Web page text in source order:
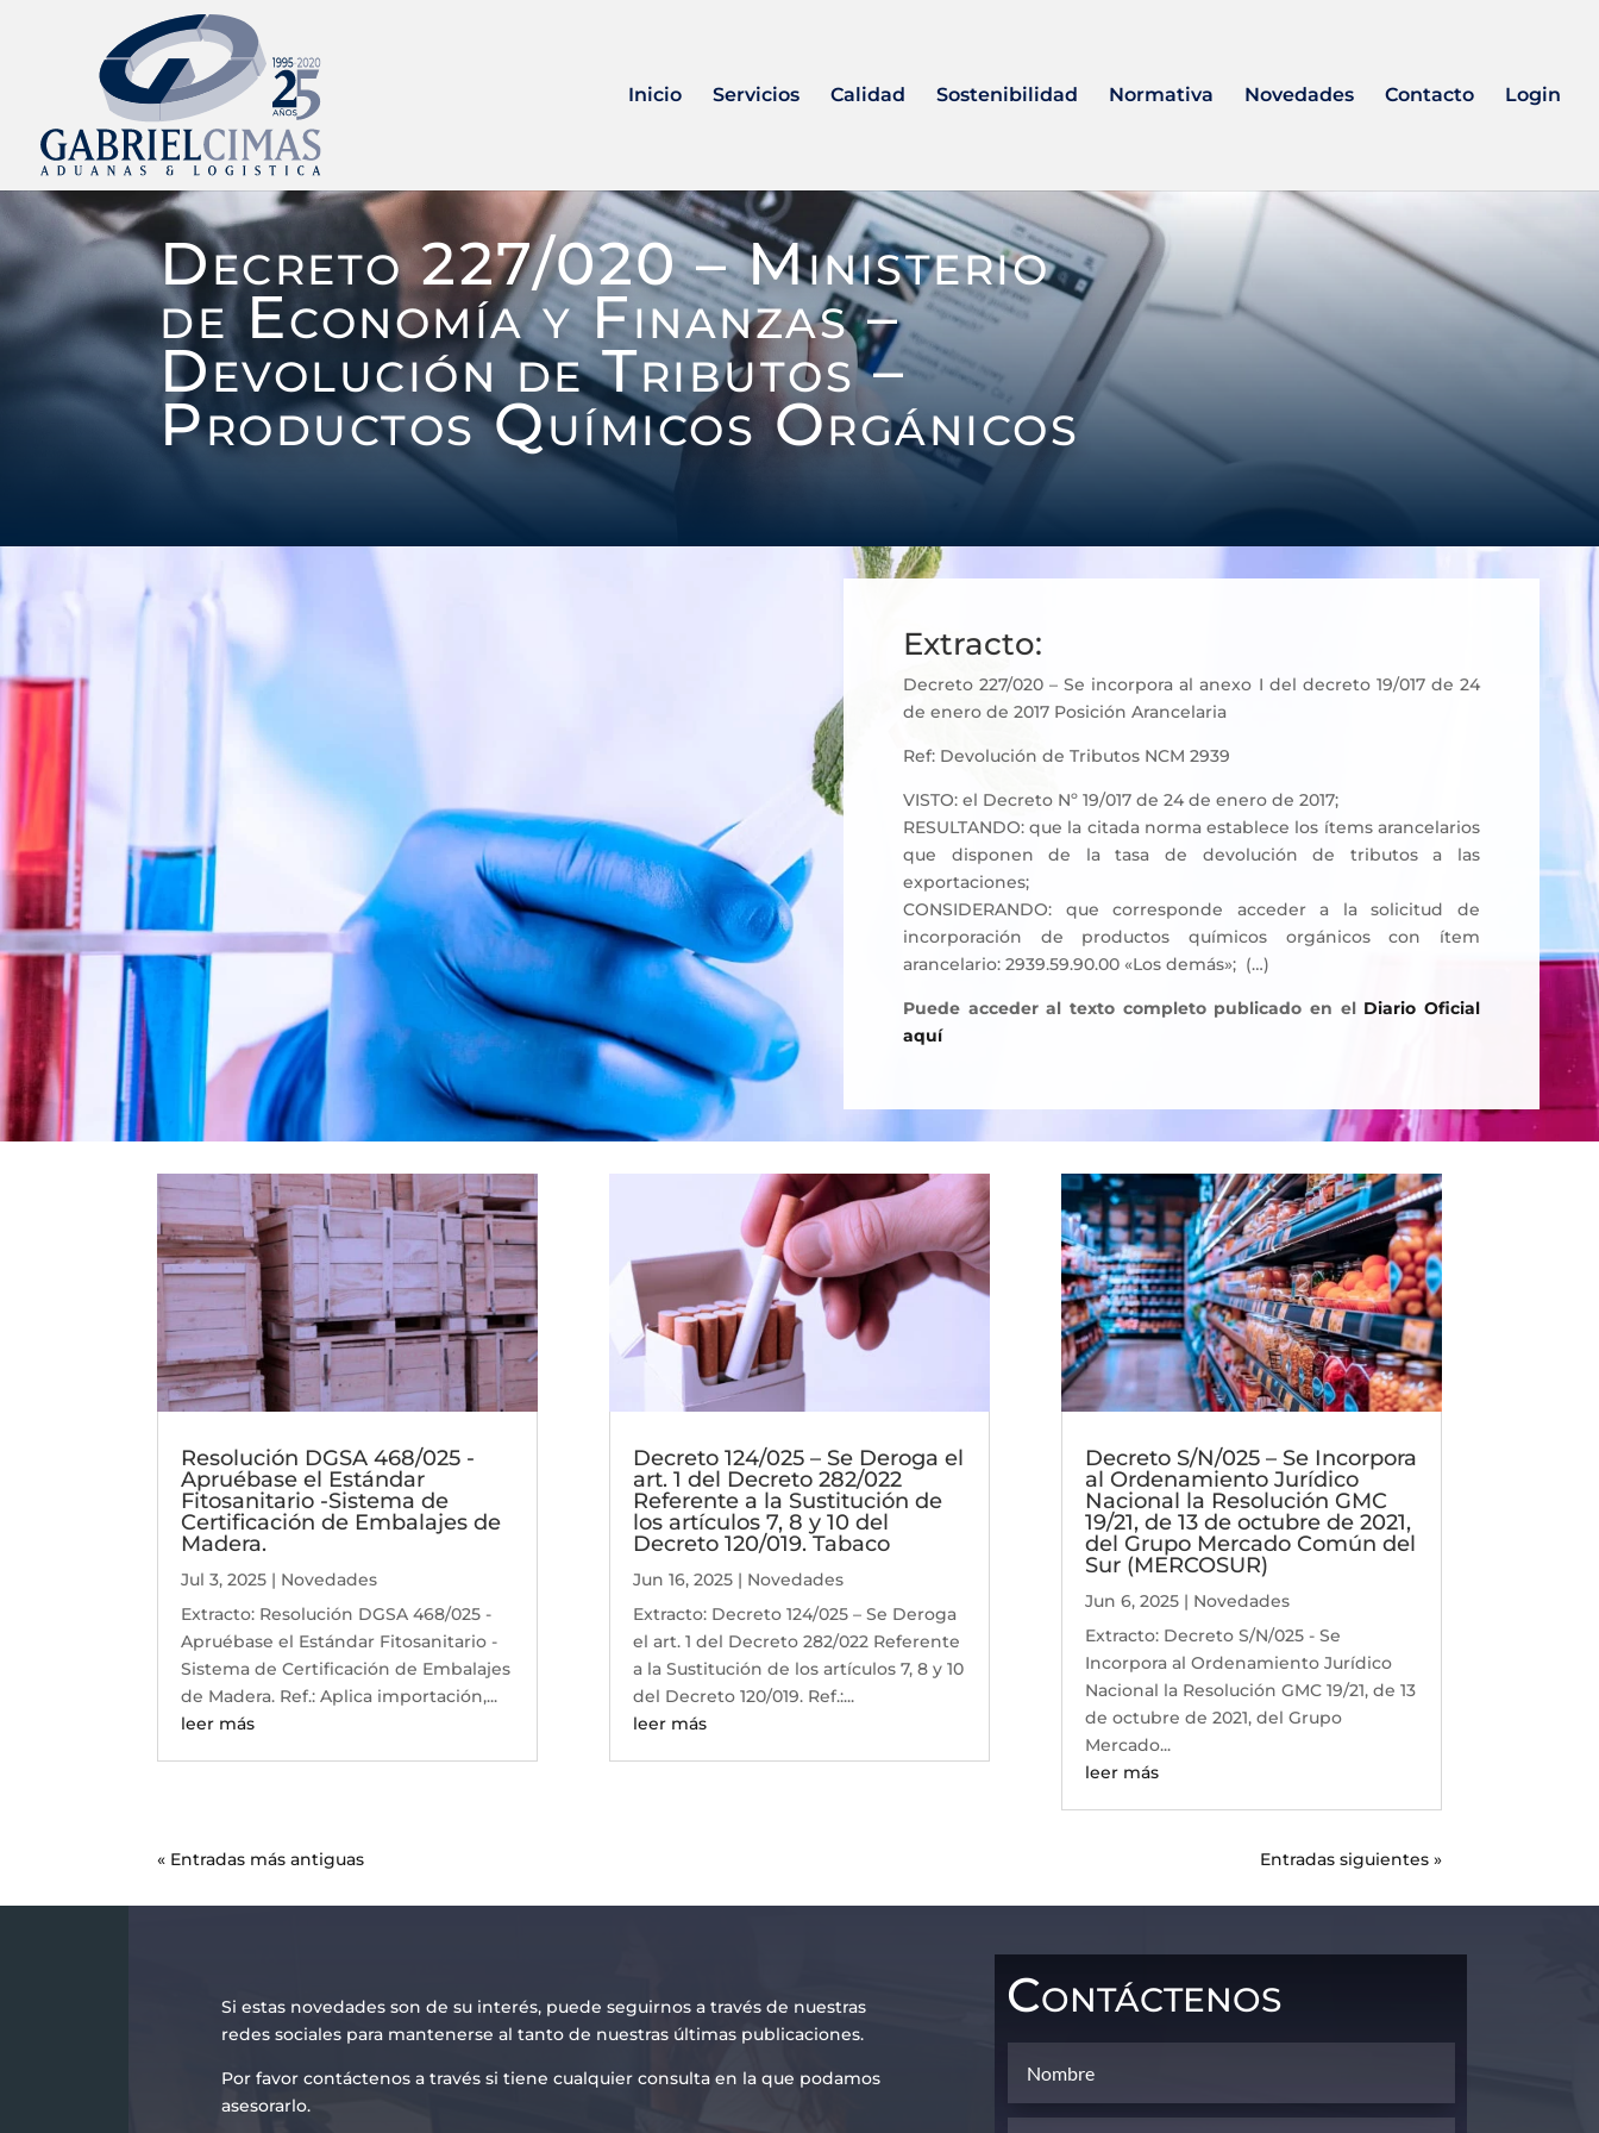
Inicio Servicios Calidad Sostenibilidad Normativa Novedades Contacto Login
Decreto 227/020 – Ministerio
de Economía y Finanzas –
Devolución de Tributos –
Productos Químicos Orgánicos
Extracto:
Decreto 227/020 – Se incorpora al anexo I del decreto 19/017 de 24
de enero de 2017 Posición Arancelaria
Ref: Devolución de Tributos NCM 2939
VISTO: el Decreto Nº 19/017 de 24 de enero de 2017;
RESULTANDO: que la citada norma establece los ítems arancelarios
que disponen de la tasa de devolución de tributos a las
exportaciones;
CONSIDERANDO: que corresponde acceder a la solicitud de
incorporación de productos químicos orgánicos con ítem
arancelario: 2939.59.90.00 «Los demás»; (…)
Puede acceder al texto completo publicado en el Diario Oficial
aquí
Resolución DGSA 468/025 -
Apruébase el Estándar
Fitosanitario -Sistema de
Certificación de Embalajes de
Madera.
Jul 3, 2025 | Novedades
Extracto: Resolución DGSA 468/025 -
Apruébase el Estándar Fitosanitario -
Sistema de Certificación de Embalajes
de Madera. Ref.: Aplica importación,...
leer más
Decreto 124/025 – Se Deroga el
art. 1 del Decreto 282/022
Referente a la Sustitución de
los artículos 7, 8 y 10 del
Decreto 120/019. Tabaco
Jun 16, 2025| Novedades
Extracto: Decreto 124/025 – Se Deroga
el art. 1 del Decreto 282/022 Referente
a la Sustitución de los artículos 7, 8 y 10
del Decreto 120/019. Ref.:...
leer más
Decreto S/N/025 – Se Incorpora
al Ordenamiento Jurídico
Nacional la Resolución GMC
19/21, de 13 de octubre de 2021,
del Grupo Mercado Común del
Sur (MERCOSUR)
Jun 6, 2025| Novedades
Extracto: Decreto S/N/025 - Se
Incorpora al Ordenamiento Jurídico
Nacional la Resolución GMC 19/21, de 13
de octubre de 2021, del Grupo
Mercado...
leer más
« Entradas más antiguas Entradas siguientes »
Si estas novedades son de su interés, puede seguirnos a través de nuestras
redes sociales para mantenerse al tanto de nuestras últimas publicaciones.
Por favor contáctenos a través si tiene cualquier consulta en la que podamos
asesorarlo.
Contáctenos